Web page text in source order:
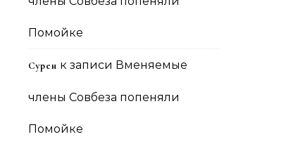
Помойке
Сурен к записи Вменяемые
члены Совбеза попеняли
Помойке